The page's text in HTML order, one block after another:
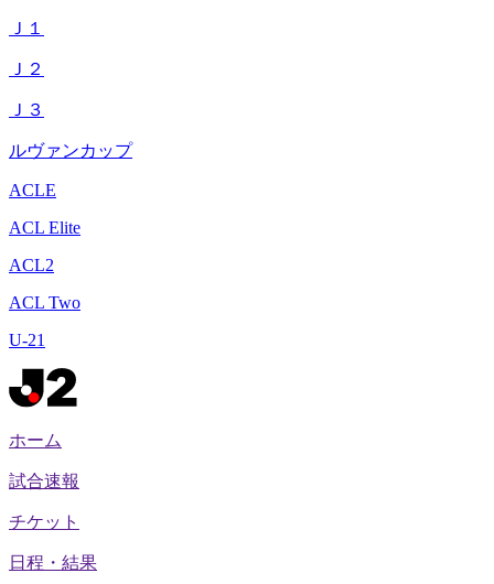
Ｊ１
Ｊ２
Ｊ３
ルヴァンカップ
ACLE
ACL Elite
ACL2
ACL Two
U-21
ホーム
試合速報
チケット
日程・結果